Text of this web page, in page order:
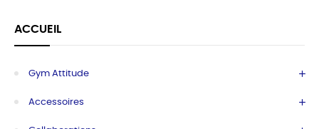
ACCUEIL
Gym Attitude
Accessoires